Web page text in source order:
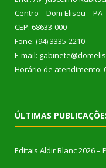
Centro – Dom Eliseu – PA
CEP: 68633-000
Fone: (94) 3335-2210
E-mail:
Horário de atendimento:
ÚLTIMAS
Editais Aldir Blanc 2026 –